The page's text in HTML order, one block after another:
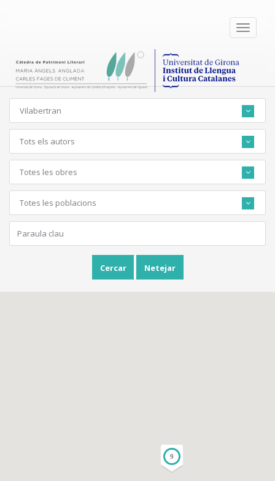
Toggle
Vilabertran
Tots els autors
Totes les obres
Totes les poblacions
Cercar Netejar
9